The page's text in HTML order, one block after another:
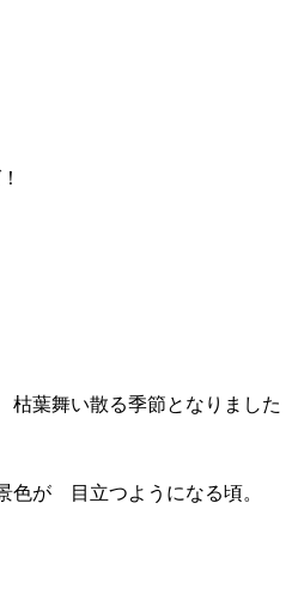
葉舞い散る季節となりました
が 目立つようになる頃。